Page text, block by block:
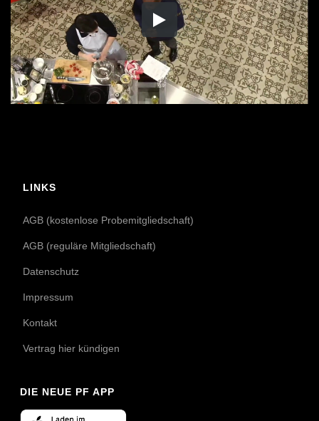
LINKS
AGB (kostenlose Probemitgliedschaft)
AGB (reguläre Mitgliedschaft)
Datenschutz
Impressum
Kontakt
Vertrag hier kündigen
DIE NEUE PF APP